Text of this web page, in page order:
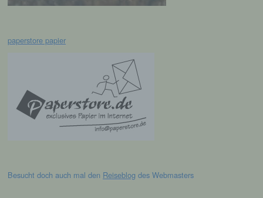
paperstore papier
Besucht doch auch mal den Reiseblog des Webmasters
werden, um bestimmte persönliche Aspekte,
bezüglich Arbeitsleistung, wirtschaftlicher
Lage, Gesundheit, persönlicher Vorlieben,
Interessen, Zuverlässigkeit, Verhalten,
Aufenthaltsort oder Ortswechsel dieser
natürlichen Person zu analysieren oder
vorherzusagen.
f) Pseudonymisierung
auf welche die personenbezogenen Daten